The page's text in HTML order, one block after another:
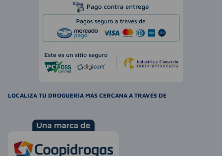
LOCALIZA TU DROGUERÍA MÁS CERCANA A TRAVÉS DE